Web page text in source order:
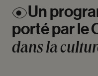
Un
portéparle
dansla